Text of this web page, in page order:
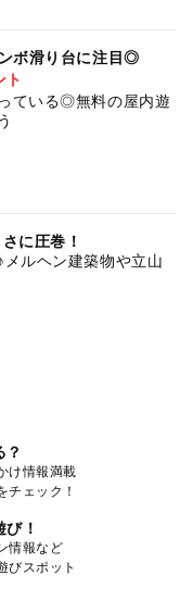
ボ滑り台に注目◎
ト
ている◎無料の屋内遊
に圧巻！
ルヘン建築物や立山
？
け情報満載
チェック！
！
情報など
びスポット